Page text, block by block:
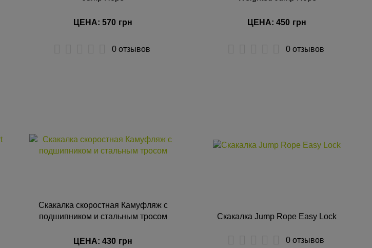
ЦЕНА: 570 грн
0 отзывов
ЦЕНА: 450 грн
0 отзывов
Скакалка скоростная Камуфляж с
подшипником и стальным тросом
ЦЕНА: 430 грн
Скакалка Jump Rope Easy Lock
0 отзывов